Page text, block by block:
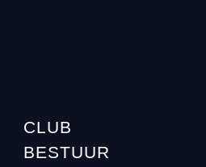
CLUB
BESTUUR